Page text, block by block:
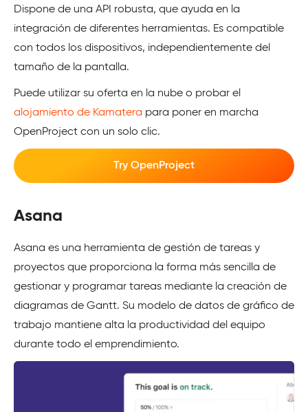
Dispone de una API robusta, que ayuda en la
integración de diferentes herramientas. Es compatible
con todos los dispositivos, independientemente del
tamaño de la pantalla.
Puede utilizar su oferta en la nube o probar el
alojamiento de Kamatera para poner en marcha
OpenProject con un solo clic.
Try OpenProject
Asana
Asana es una herramienta de gestión de tareas y
proyectos que proporciona la forma más sencilla de
gestionar y programar tareas mediante la creación de
diagramas de Gantt. Su modelo de datos de gráfico de
trabajo mantiene alta la productividad del equipo
durante todo el emprendimiento.